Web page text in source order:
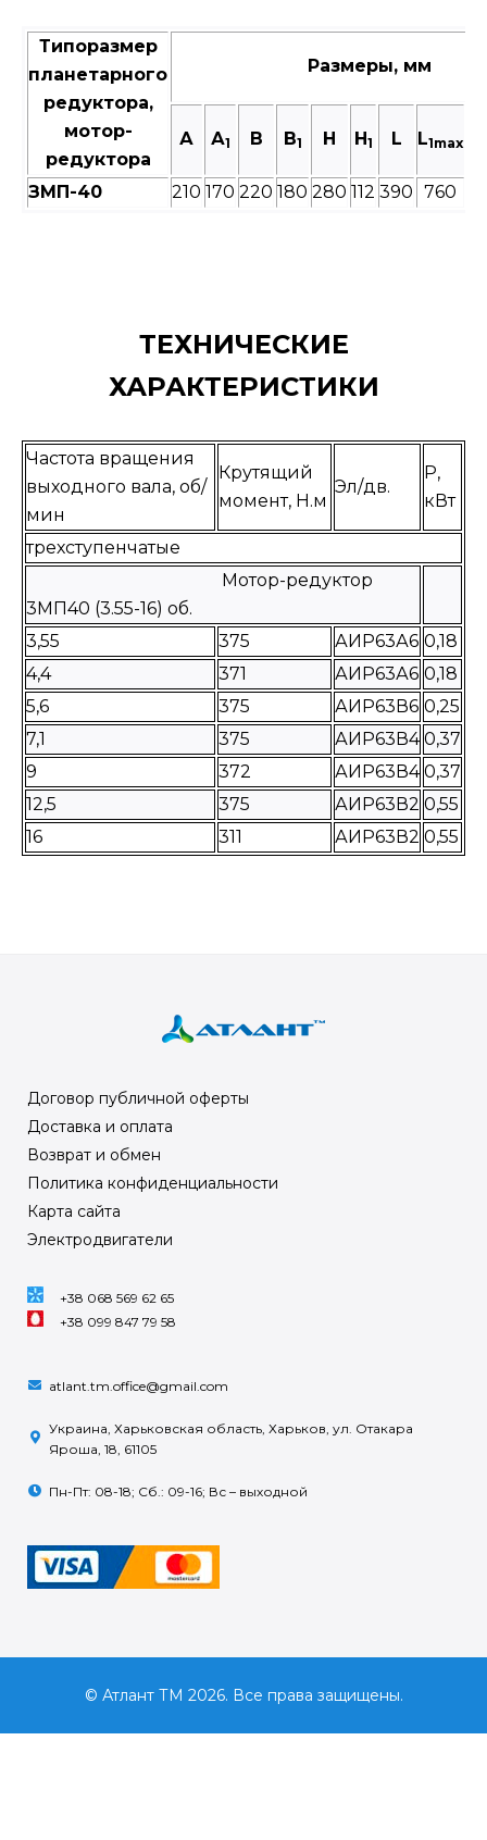
Типоразмер
планетарного
редуктора,
мотор-
редуктора
Размеры, мм
А А1 В B1 H H1 L L1max
ЗМП-40 210 170 220 180 280 112 390 760
ТЕХНИЧЕСКИЕ
ХАРАКТЕРИСТИКИ
Частота вращения
выходного вала, об/
мин
Крутящий
момент, Н.м
Эл/дв.
P,
кВт
трехступенчатые
Мотор-редуктор
3МП40 (3.55-16) об.
3,55
375 АИР63А6 0,18
4,4
371 АИР63А6 0,18
5,6
375 АИР63В6 0,25
7,1
375 АИР63В4 0,37
9
372 АИР63В4 0,37
12,5
375 АИР63В2 0,55
16
311 АИР63В2 0,55
Договор публичной оферты
Доставка и оплата
Возврат и обмен
Политика конфиденциальности
Карта сайта
Электродвигатели
+38 068 569 62 65
+38 099 847 79 58
atlant.tm.office@gmail.com
Украина, Харьковская область, Харьков, ул. Отакара
Яроша, 18, 61105
Пн-Пт: 08-18; Сб.: 09-16; Вс – выходной
© Атлант ТМ 2026. Все права защищены.